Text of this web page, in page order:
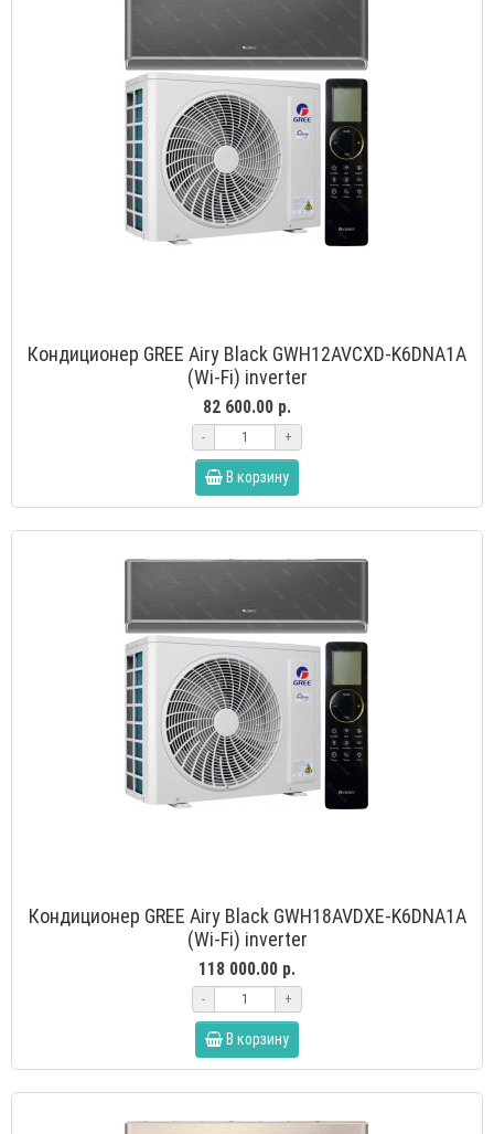
Кондиционер GREE Airy Black GWH12AVCXD-K6DNA1A
(Wi-Fi) inverter
82 600.00 р.
- +
В корзину
Кондиционер GREE Airy Black GWH18AVDXE-K6DNA1A
(Wi-Fi) inverter
118 000.00 р.
- +
В корзину